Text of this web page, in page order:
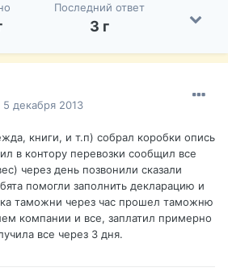
Последний ответ
3 г
5 декабря 2013
книги, и т.п) собрал коробки опись
в контору перевозки сообщил все
через день позвонили сказали
помогли заполнить декларацию и
таможни через час прошел таможню
компании и все, заплатил примерно
все через 3 дня.